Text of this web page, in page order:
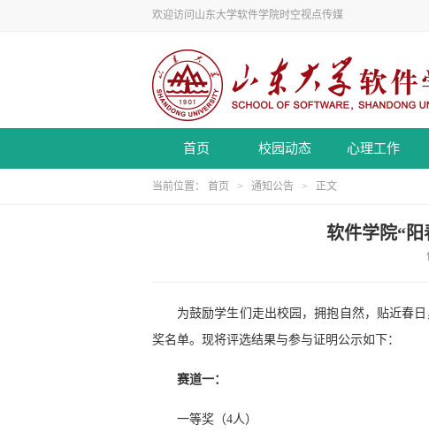
欢迎访问山东大学软件学院时空视点传媒
首页 校园动态 心理工作
当前位置： 首页 > 通知公告 > 正文
软件学院“
为鼓励学生们走出校园，拥抱自然，贴近春
奖名单。现将评选结果与参与证明公示如下：
赛道一：
一等奖（4人）